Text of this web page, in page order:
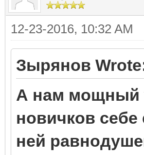
12-23-2016, 10:32 AM
Зырянов
А нам мощный
новичков себе
ней